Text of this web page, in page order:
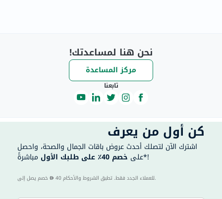
نحن هنا لمساعدتك!
مركز المساعدة
تابعنا
كن أول من يعرف
اشترك الآن لتصلك أحدث عروض باقات الجمال والصحة، واحصل
على خصم 40٪ على طلبك الأول مباشرةً*!
40 للعملاء الجدد فقط. تطبق الشروط والأحكام.